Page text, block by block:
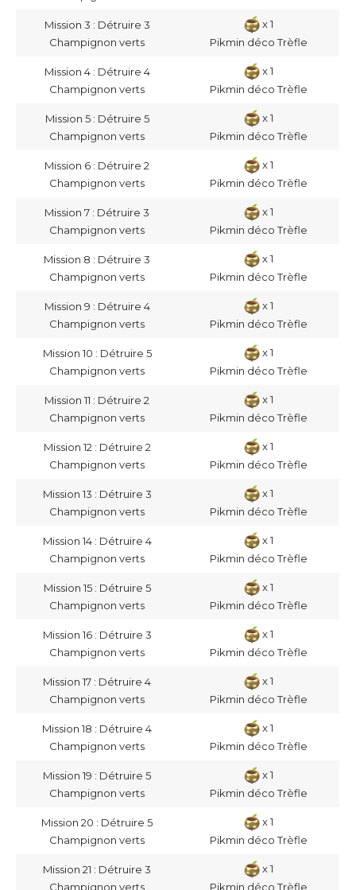
Mission 3 : Détruire 3
Champignon verts
x 1
Pikmin déco Trèfle
Mission 4 : Détruire 4
Champignon verts
x 1
Pikmin déco Trèfle
Mission 5 : Détruire 5
Champignon verts
x 1
Pikmin déco Trèfle
Mission 6 : Détruire 2
Champignon verts
x 1
Pikmin déco Trèfle
Mission 7 : Détruire 3
Champignon verts
x 1
Pikmin déco Trèfle
Mission 8 : Détruire 3
Champignon verts
x 1
Pikmin déco Trèfle
Mission 9 : Détruire 4
Champignon verts
x 1
Pikmin déco Trèfle
Mission 10 : Détruire 5
Champignon verts
x 1
Pikmin déco Trèfle
Mission 11 : Détruire 2
Champignon verts
x 1
Pikmin déco Trèfle
Mission 12 : Détruire 2
Champignon verts
x 1
Pikmin déco Trèfle
Mission 13 : Détruire 3
Champignon verts
x 1
Pikmin déco Trèfle
Mission 14 : Détruire 4
Champignon verts
x 1
Pikmin déco Trèfle
Mission 15 : Détruire 5
Champignon verts
x 1
Pikmin déco Trèfle
Mission 16 : Détruire 3
Champignon verts
x 1
Pikmin déco Trèfle
Mission 17 : Détruire 4
Champignon verts
x 1
Pikmin déco Trèfle
Mission 18 : Détruire 4
Champignon verts
x 1
Pikmin déco Trèfle
Mission 19 : Détruire 5
Champignon verts
x 1
Pikmin déco Trèfle
Mission 20 : Détruire 5
Champignon verts
x 1
Pikmin déco Trèfle
Mission 21 : Détruire 3
Champignon verts
x 1
Pikmin déco Trèfle